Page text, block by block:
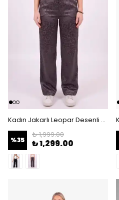
Kadın Jakarlı Leopar Desenli Pantolon - Saten Dokulu Bol Paça Şık Model - Kahverengi Leopar Desenli
%35
₺ 1,999.00
₺ 1,299.00